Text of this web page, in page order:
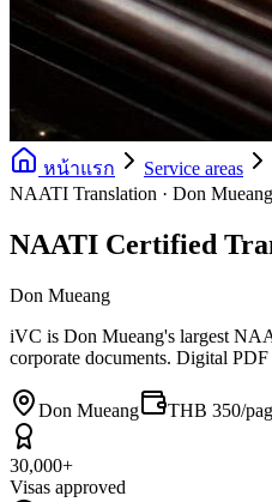
หน้าแรก Service areas
NAATI Translation · Don Mueang
NAATI Certified
Don Mueang
iVC is Don Mueang's largest
corporate documents. Digital
Don Mueang THB 350/
30,000+
Visas approved